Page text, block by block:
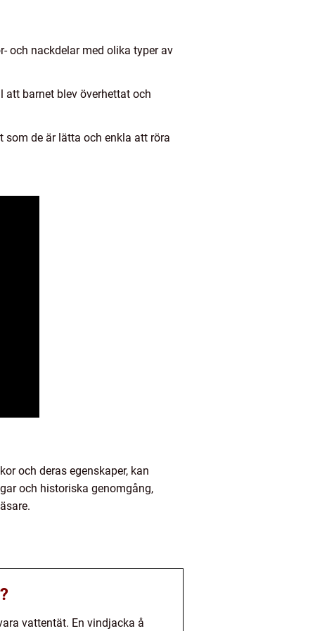
och nackdelar med olika typer av
barnet blev överhettat och
de är lätta och enkla att röra
och deras egenskaper, kan
och historiska genomgång,
vattentät. En vindjacka å